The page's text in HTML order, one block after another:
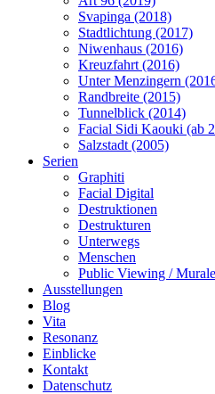
Svapinga (2018)
Stadtlichtung (2017)
Niwenhaus (2016)
Kreuzfahrt (2016)
Unter Menzingern
Randbreite (2015)
Tunnelblick (2014)
Facial Sidi Kaouki (ab
Salzstadt (2005)
Serien
Graphiti
Facial Digital
Destruktionen
Destrukturen
Unterwegs
Menschen
Public Viewing /
Ausstellungen
Blog
Vita
Resonanz
Einblicke
Kontakt
Datenschutz